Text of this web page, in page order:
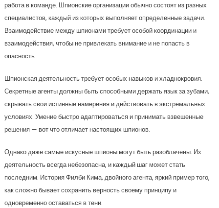
работа в команде. Шпионские организации обычно состоят из разных
специалистов, каждый из которых выполняет определенные задачи.
Взаимодействие между шпионами требует особой координации и
взаимодействия, чтобы не привлекать внимание и не попасть в
опасность.
Шпионская деятельность требует особых навыков и хладнокровия.
Секретные агенты должны быть способными держать язык за зубами,
скрывать свои истинные намерения и действовать в экстремальных
условиях. Умение быстро адаптироваться и принимать взвешенные
решения — вот что отличает настоящих шпионов.
Однако даже самые искусные шпионы могут быть разоблачены. Их
деятельность всегда небезопасна, и каждый шаг может стать
последним. История Филби Кима, двойного агента, яркий пример того,
как сложно бывает сохранить верность своему принципу и
одновременно оставаться в тени.